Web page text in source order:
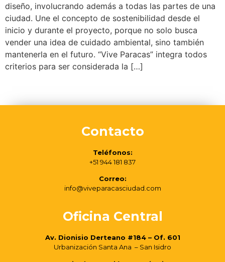
diseño, involucrando además a todas las partes de una
ciudad. Une el concepto de sostenibilidad desde el
inicio y durante el proyecto, porque no solo busca
vender una idea de cuidado ambiental, sino también
mantenerla en el futuro. “Vive Paracas” integra todos
criterios para ser considerada la […]
Contacto
Teléfonos:
+51 944 181 837
Correo:
info@viveparacasciudad.com
Oficina Central
Av. Dionisio Derteano #184 – Of. 601
Urbanización Santa Ana – San Isidro